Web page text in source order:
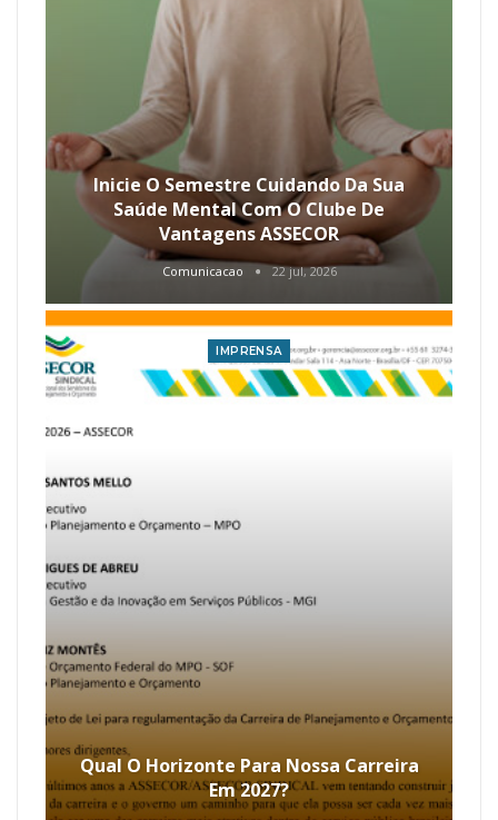
Inicie O Semestre Cuidando Da Sua
Saúde Mental Com O Clube De
Vantagens ASSECOR
Comunicacao 22 jul, 2026
IMPRENSA
Qual O Horizonte Para Nossa Carreira
Em 2027?